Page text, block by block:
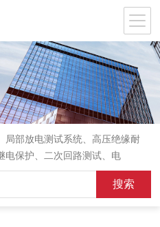
局部放电测试系统、高压绝缘耐
电保护、二次回路测试、电